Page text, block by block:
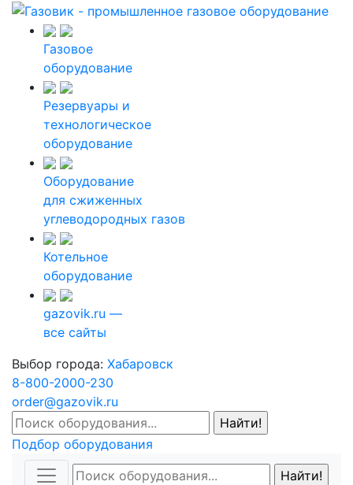
Газовое
оборудование
Резервуары и
технологическое
оборудование
Оборудование
для сжиженных
углеводородных газов
Котельное
оборудование
gazovik.ru —
все сайты
Выбор города: Хабаровск
8-800-2000-230
order@gazovik.ru
Подбор оборудования